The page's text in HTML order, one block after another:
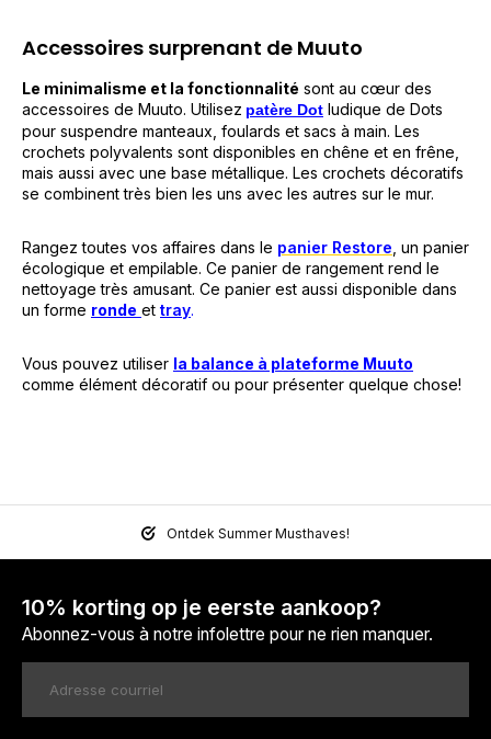
Accessoires surprenant de Muuto
Le minimalisme et la fonctionnalité sont au cœur des
accessoires de Muuto. Utilisez patère Dot ludique de Dots
pour suspendre manteaux, foulards et sacs à main. Les
crochets polyvalents sont disponibles en chêne et en frêne,
mais aussi avec une base métallique. Les crochets décoratifs
se combinent très bien les uns avec les autres sur le mur.
Rangez toutes vos affaires dans le panier Restore , un panier
écologique et empilable. Ce panier de rangement rend le
nettoyage très amusant. Ce panier est aussi disponible dans
un forme ronde et tray.
Vous pouvez utiliser la balance à plateforme Muuto
comme élément décoratif ou pour présenter quelque chose!
Ontdek Summer Musthaves!
10% korting op je eerste aankoop?
Abonnez-vous à notre infolettre pour ne rien manquer.